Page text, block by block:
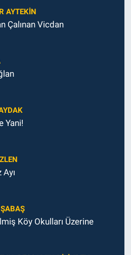
AYTEKIN
Çalınan Vicdan
Yani!
Köy Okulları Üzerine